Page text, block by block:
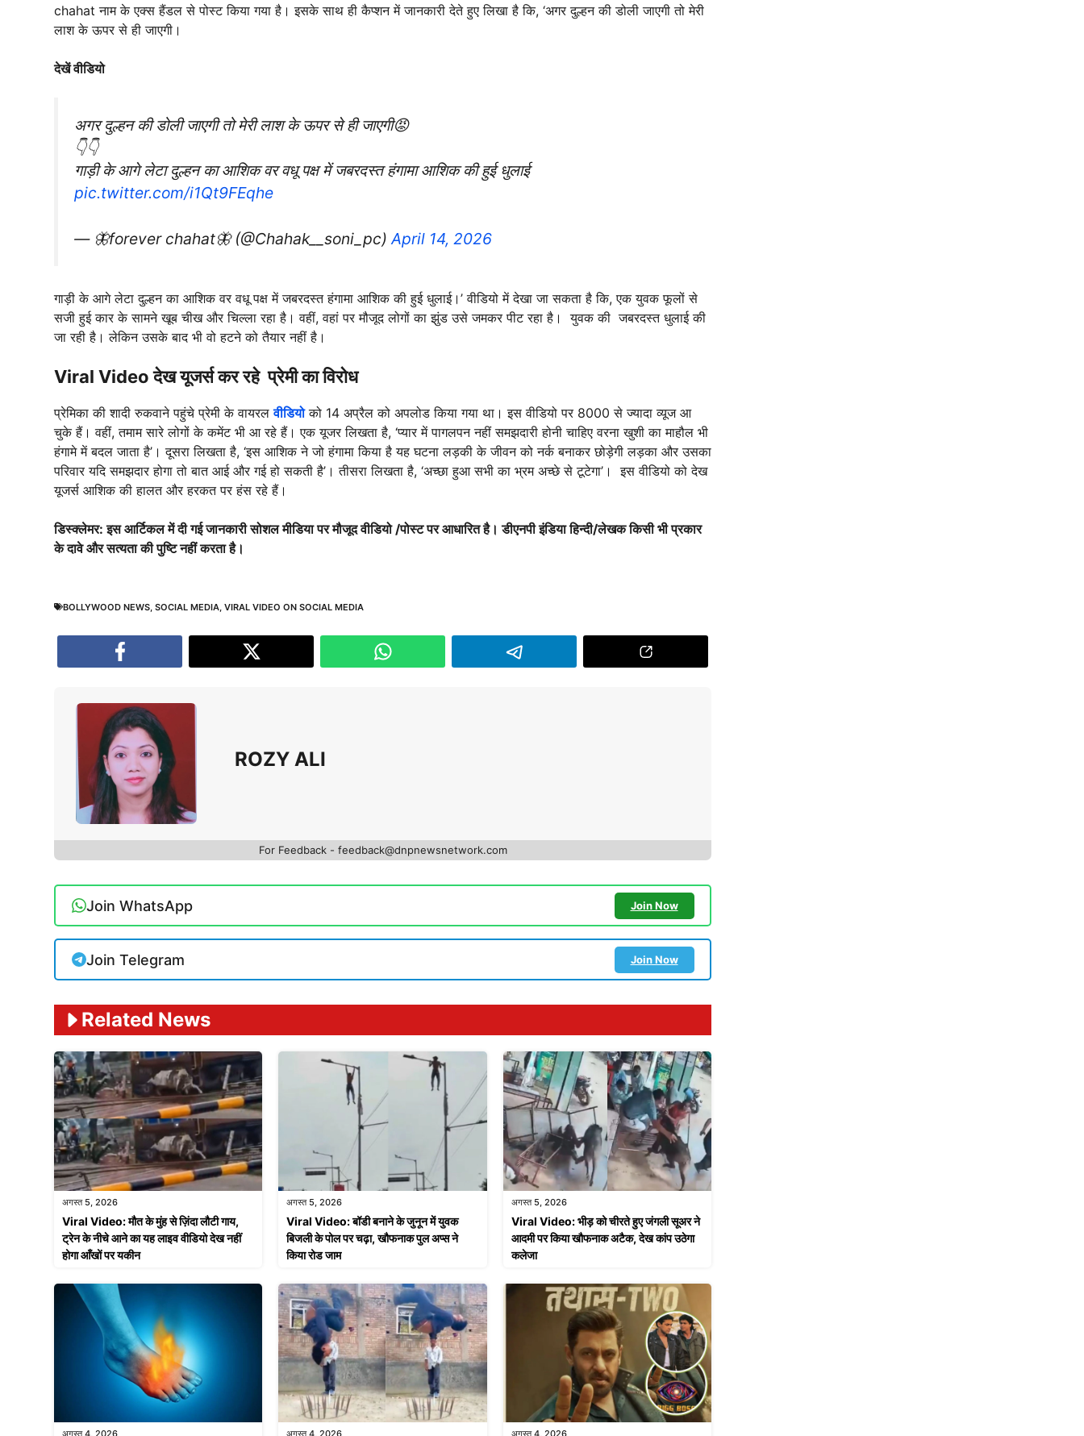
chahat नाम के एक्स हैंडल से पोस्ट किया गया है। इसके साथ ही कैप्शन में जानकारी देते हुए लिखा है कि, ‘अगर दुल्हन की डोली जाएगी तो मेरी
लाश के ऊपर से ही जाएगी।
देखें वीडियो
अगर दुल्हन की डोली जाएगी तो मेरी लाश के ऊपर से ही जाएगी😡
👇👇
गाड़ी के आगे लेटा दुल्हन का आशिक वर वधू पक्ष में जबरदस्त हंगामा आशिक की हुई धुलाई
pic.twitter.com/i1Qt9FEqhe
— 🦋forever chahat🦋 (@Chahak__soni_pc) April 14, 2026
गाड़ी के आगे लेटा दुल्हन का आशिक वर वधू पक्ष में जबरदस्त हंगामा आशिक की हुई धुलाई।’ वीडियो में देखा जा सकता है कि, एक युवक फूलों से
सजी हुई कार के सामने खूब चीख और चिल्ला रहा है। वहीं, वहां पर मौजूद लोगों का झुंड उसे जमकर पीट रहा है। युवक की जबरदस्त धुलाई की
जा रही है। लेकिन उसके बाद भी वो हटने को तैयार नहीं है।
Viral Video देख यूजर्स कर रहे प्रेमी का विरोध
प्रेमिका की शादी रुकवाने पहुंचे प्रेमी के वायरलवीडियोको 14 अप्रैल को अपलोड किया गया था। इस वीडियो पर 8000 से ज्यादा व्यूज आ
चुके हैं। वहीं, तमाम सारे लोगों के कमेंट भी आ रहे हैं। एक यूजर लिखता है, ‘प्यार में पागलपन नहीं समझदारी होनी चाहिए वरना खुशी का माहौल भी
हंगामे में बदल जाता है’। दूसरा लिखता है, ‘इस आशिक ने जो हंगामा किया है यह घटना लड़की के जीवन को नर्क बनाकर छोड़ेगी लड़का और उसका
परिवार यदि समझदार होगा तो बात आई और गई हो सकती है’। तीसरा लिखता है, ‘अच्छा हुआ सभी का भ्रम अच्छे से टूटेगा’। इस वीडियो को देख
यूजर्स आशिक की हालत और हरकत पर हंस रहे हैं।
डिस्क्लेमर: इस आर्टिकल में दी गई जानकारी सोशल मीडिया पर मौजूद वीडियो /पोस्ट पर आधारित है। डीएनपी इंडिया हिन्दी/लेखक किसी भी प्रकार
के दावे और सत्यता की पुष्टि नहीं करता है।
BOLLYWOOD NEWS, SOCIAL MEDIA, VIRAL VIDEO ON SOCIAL MEDIA
ROZY ALI
For Feedback - feedback@dnpnewsnetwork.com
Join WhatsApp Join Now
Join Telegram Join Now
Related News
अगस्त 5, 2026
Viral Video: मौत के मुंह से ज़िंदा लौटी गाय,
ट्रेन के नीचे आने का यह लाइव वीडियो देख नहीं
होगा आँखों पर यकीन
अगस्त 5, 2026
Viral Video: बॉडी बनाने के जुनून में युवक
बिजली के पोल पर चढ़ा, खौफनाक पुल अप्स ने
किया रोड जाम
अगस्त 5, 2026
Viral Video: भीड़ को चीरते हुए जंगली सूअर ने
आदमी पर किया खौफनाक अटैक, देख कांप उठेगा
कलेजा
अगस्त 4, 2026 अगस्त 4, 2026 अगस्त 4, 2026